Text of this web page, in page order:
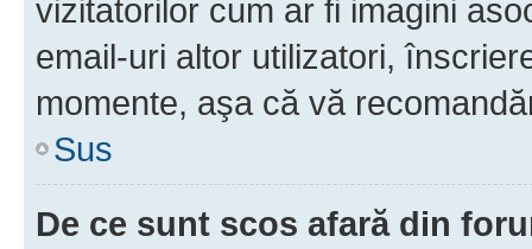
vizitatorilor cum ar fi imagini
email-uri altor utilizatori,
momente, aşa că vă
Sus
De ce sunt scos afară din